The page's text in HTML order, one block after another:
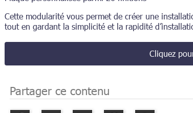
Cette modularité vous permet de créer une
tout en gardant la simplicité et la rapidité
Cliquez
Partager ce contenu